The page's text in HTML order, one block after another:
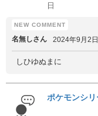
日
名無しさん 2024年9月2日
しひゆぬまに
ポケモンシ